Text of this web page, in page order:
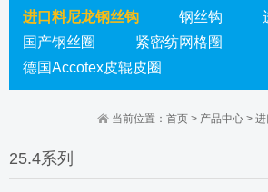
进口料尼龙钢丝钩
钢丝钩
国产钢丝圈
紧密纺网格圈
德国Accotex皮辊皮圈
当前位置： 首页 > 产品中心 > 进
25.4系列